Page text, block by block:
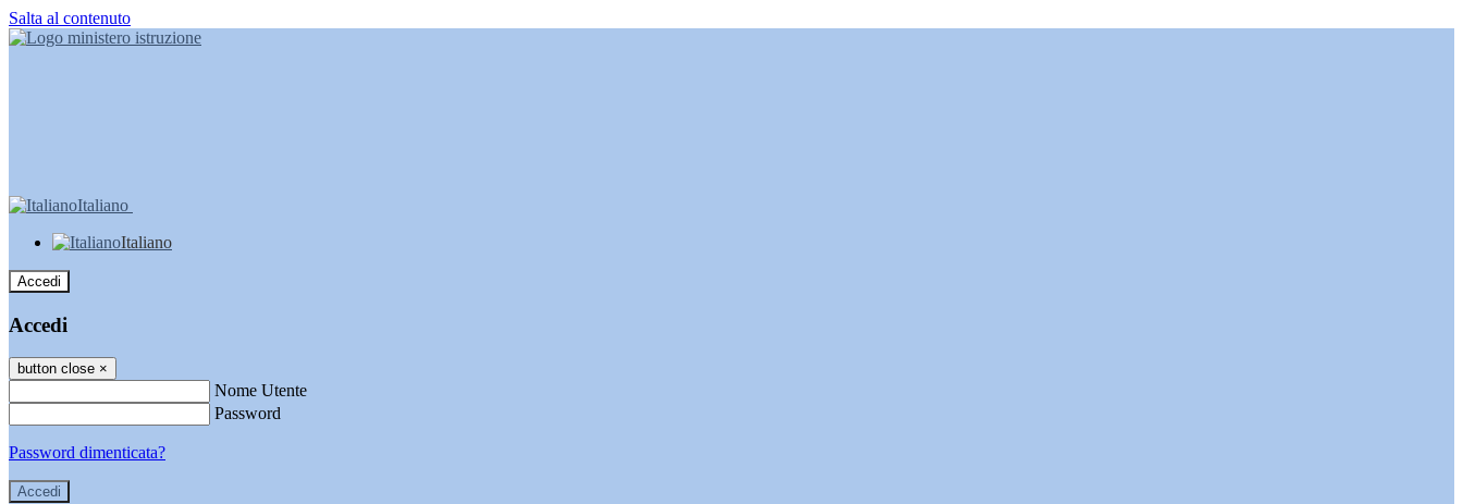
Salta al contenuto
Italiano
Italiano
Accedi
Accedi
button close ×
Nome Utente
Password
Password dimenticata?